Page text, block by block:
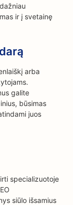
ir į svetainę
arba
galite
būsimas
juos
specializuotoje
siūlo išsamius